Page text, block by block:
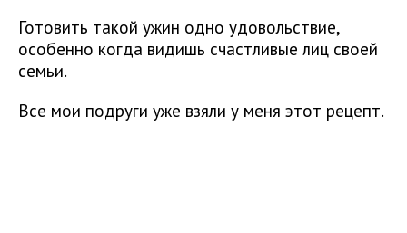
Готовить такой ужин одно удовольствие,
особенно когда видишь счастливые лиц своей
семьи.
Все мои подруги уже взяли у меня этот рецепт.